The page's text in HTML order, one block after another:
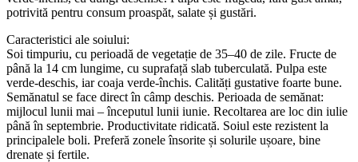
potrivită pentru consum proaspăt, salate și gustări.
Caracteristici ale soiului:
Soi timpuriu, cu perioadă de vegetație de 35–40 de zile. Fructe de
până la 14 cm lungime, cu suprafață slab tuberculată. Pulpa este
verde-deschis, iar coaja verde-închis. Calități gustative foarte bune.
Semănatul se face direct în câmp deschis. Perioada de semănat:
mijlocul lunii mai – începutul lunii iunie. Recoltarea are loc din iulie
până în septembrie. Productivitate ridicată. Soiul este rezistent la
principalele boli. Preferă zonele însorite și solurile ușoare, bine
drenate și fertile.